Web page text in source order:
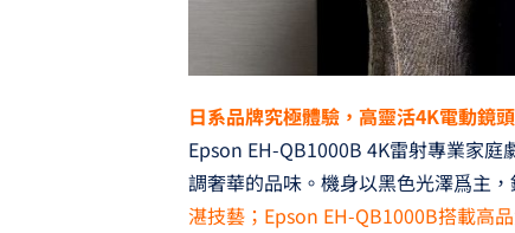
日系品牌究極體驗，高靈活4K電動鏡
Epson EH-QB1000B 4K雷射專業家
調奢華的品味。機身以黑色光澤爲主
湛技藝；Epson EH-QB1000B搭載高